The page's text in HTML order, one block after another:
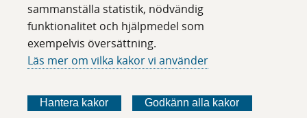
sammanställa statistik, nödvändig
funktionalitet och hjälpmedel som
exempelvis översättning.
Läs mer om vilka kakor vi använder
Hantera kakor Godkänn alla kakor
Om cookies
Följ oss i sociala medier
ö
l
ö
l
ö
l